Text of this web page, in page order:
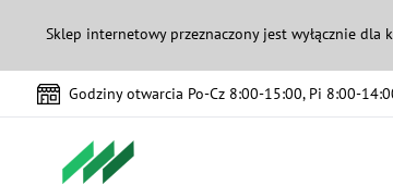
Sklep internetowy przeznaczony jest wyłącznie
Godziny otwarcia Po-Cz 8:00-15:00, Pi 8:00-